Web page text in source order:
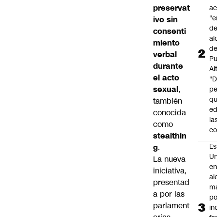
preservat
ivo sin
consenti
miento
verbal
durante
el acto
sexual,
también
conocida
como
stealthin
g.
La nueva
iniciativa,
presentad
a por las
parlament
de
en